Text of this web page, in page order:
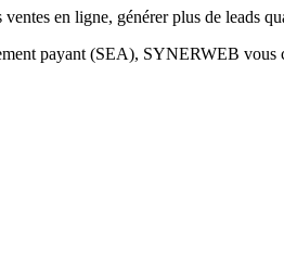
en ligne, générer plus de leads
payant (SEA), SYNERWEB